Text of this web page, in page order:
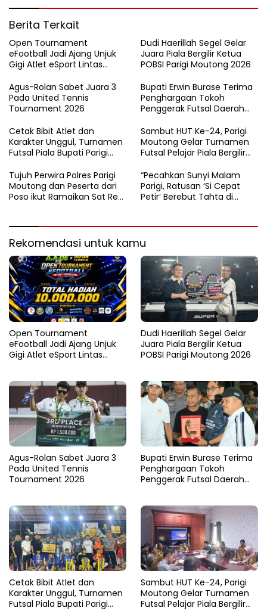
Berita Terkait
Open Tournament
eFootball Jadi Ajang Unjuk
Gigi Atlet eSport Lintas
Dudi Haerillah Segel Gelar
Juara Piala Bergilir Ketua
POBSI Parigi Moutong 2026
Agus-Rolan Sabet Juara 3
Pada United Tennis
Tournament 2026
Bupati Erwin Burase Terima
Penghargaan Tokoh
Penggerak Futsal Daerah
Pelajar
Cetak Bibit Atlet dan
Karakter Unggul, Turnamen
Futsal Piala Bupati Parigi
Ditutup
Sambut HUT Ke-24, Parigi
Moutong Gelar Turnamen
Futsal Pelajar Piala Bergilir
Juta
Tujuh Perwira Polres Parigi
Moutong dan Peserta dari
Poso ikut Ramaikan Sat Res
“Pecahkan Sunyi Malam
Parigi, Ratusan ‘Si Cepat
Petir’ Berebut Tahta di
Rekomendasi untuk kamu
Open Tournament
eFootball Jadi Ajang Unjuk
Gigi Atlet eSport Lintas
Dudi Haerillah Segel Gelar
Juara Piala Bergilir Ketua
POBSI Parigi Moutong 2026
Agus-Rolan Sabet Juara 3
Pada United Tennis
Tournament 2026
Bupati Erwin Burase Terima
Penghargaan Tokoh
Penggerak Futsal Daerah
Cetak Bibit Atlet dan
Karakter Unggul, Turnamen
Futsal Piala Bupati Parigi
Sambut HUT Ke-24, Parigi
Moutong Gelar Turnamen
Futsal Pelajar Piala Bergilir